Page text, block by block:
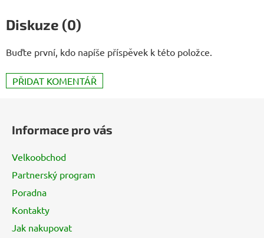
Diskuze (0)
Buďte první, kdo napíše příspěvek k této položce.
PŘIDAT KOMENTÁŘ
Informace pro vás
Velkoobchod
Partnerský program
Poradna
Kontakty
Jak nakupovat